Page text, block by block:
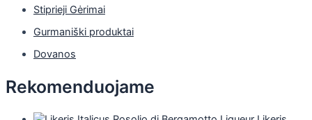
Stiprieji Gėrimai
Gurmaniški produktai
Dovanos
Rekomenduojame